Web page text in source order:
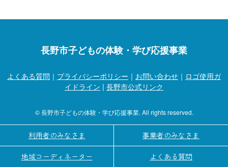
長野市子どもの体験・学び応援事業
よくある質問 ｜ プライバシーポリシー ｜ お問い合わせ ｜ ロゴ使用ガ
イドライン | 長野市公式リンク
© 長野市子どもの体験・学び応援事業. All rights reserved.
利用者のみなさま 事業者のみなさま
地域コーディネーター よくある質問